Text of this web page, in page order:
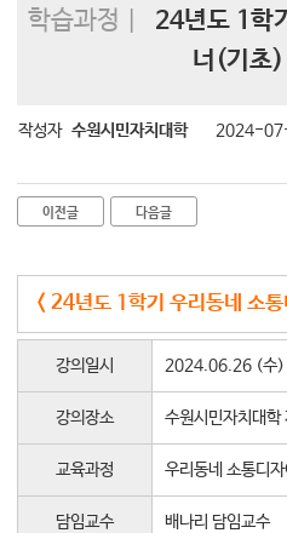
함께하는
학습과정
모집요강
공지사항
대학소식
학습보기
학습자료
기자단소
학습과정 |
24년도 1학
너(기초
작성자 수원시민자치대학 2024-
이전글 다음글
< 24년도 1학기 우리동네 소
강의일시 2024.06.26 (수
강의장소 수원시민자치대학
교육과정 우리동네 소통디
담임교수 배나리 담임교수